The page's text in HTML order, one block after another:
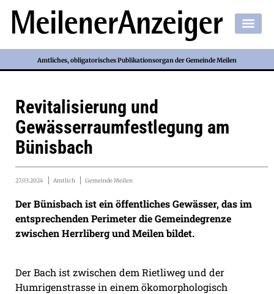
Amtliches, obligatorisches Publikationsorgan der Gemeinde Meilen
Revitalisierung und
Gewässerraumfestlegung am
Bünisbach
27.03.2024 Amtlich Gemeinde Meilen
Der Bünisbach ist ein öffentliches Gewässer, das im
entsprechenden Perimeter die Gemeindegrenze
zwischen Herrliberg und Meilen bildet.
Der Bach ist zwischen dem Rietliweg und der
Humrigenstrasse in einem ökomorphologisch